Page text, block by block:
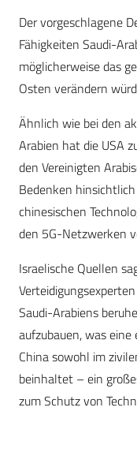
Der vorgeschlagene
Fähigkeiten Saudi-
möglicherweise das
Osten verändern
Ähnlich wie bei den
Arabien hat die USA
den Vereinigten
Bedenken
chinesischen
den 5G-Netzwerken
Israelische Quellen
Saudi-Arabiens
aufzubauen, was
China sowohl im
beinhaltet – ein
zum Schutz von